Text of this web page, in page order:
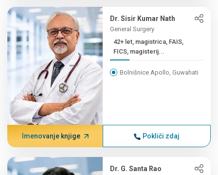
Dr. Sisir Kumar Nath
General Surgery
42+ let, magistrica, FAIS,
FICS, magisterij...
Bolnišnice Apollo, Guwahati
Imenovanje knjige Pokliči zdaj
Dr. G. Santa Rao